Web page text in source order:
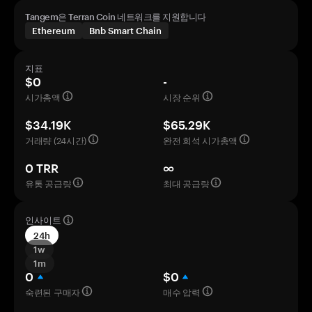
Tangem은 Terran Coin 네트워크를 지원합니다
Ethereum
Bnb Smart Chain
지표
$0
시가총액
-
시장 순위
$34.19K
거래량 (24시간)
$65.29K
완전 희석 시가총액
0 TRR
유통 공급량
∞
최대 공급량
인사이트
24h
1w
1m
0
숙련된 구매자
$0
매수 압력